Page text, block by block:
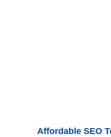
Affordable SEO